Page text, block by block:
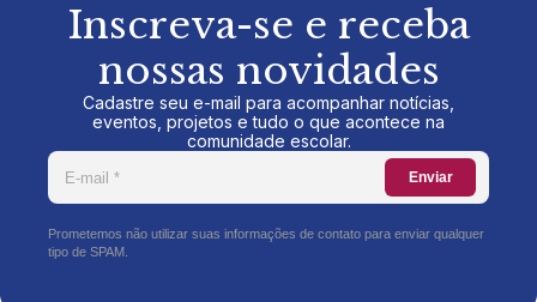
Inscreva-se e receba
nossas novidades
Cadastre seu e-mail para acompanhar notícias,
eventos, projetos e tudo o que acontece na
comunidade escolar.
Enviar
Prometemos não utilizar suas informações de contato para enviar qualquer
tipo de SPAM.